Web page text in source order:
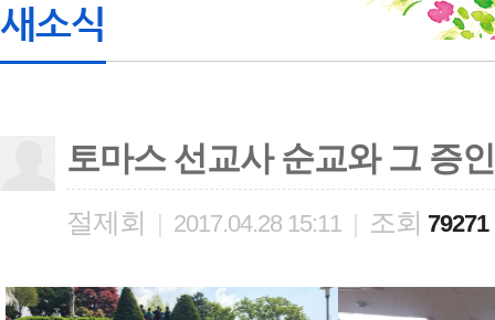
새소식
토마스 선교사 순교와 그 증
절제회 | 2017.04.28 15:11 | 조회 79271